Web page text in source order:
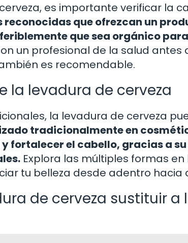
es importante verificar la
reconocidas que ofrezcan un
que sea orgánico
un profesional de la salud antes
es recomendable.
la levadura de cerveza
la levadura de cerveza
tradicionalmente en
fortalecer el cabello, gracias a
Explora las múltiples formas
tu belleza desde adentro hacia
de cerveza sustituir a